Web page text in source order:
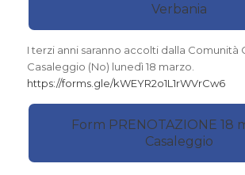
Verbania
I terzi anni saranno accolti dalla Comunità
Casaleggio (No) lunedì 18 marzo.
https://forms.gle/kWEYR2o1L1rWVrCw6
Form PRENOTAZIONE 18
Casaleggio